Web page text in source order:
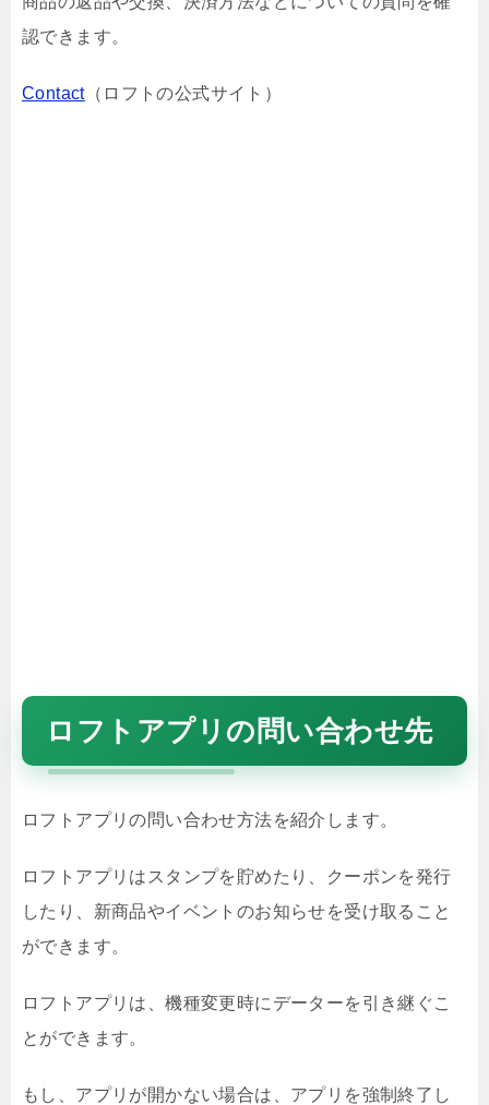
認できます。
Contact（ロフトの公式サイト）
ロフトアプリの問い合わせ先
ロフトアプリの問い合わせ方法を紹介します。
ロフトアプリはスタンプを貯めたり、クーポンを発行
したり、新商品やイベントのお知らせを受け取ること
ができます。
ロフトアプリは、機種変更時にデーターを引き継ぐこ
とができます。
もし、アプリが開かない場合は、アプリを強制終了し